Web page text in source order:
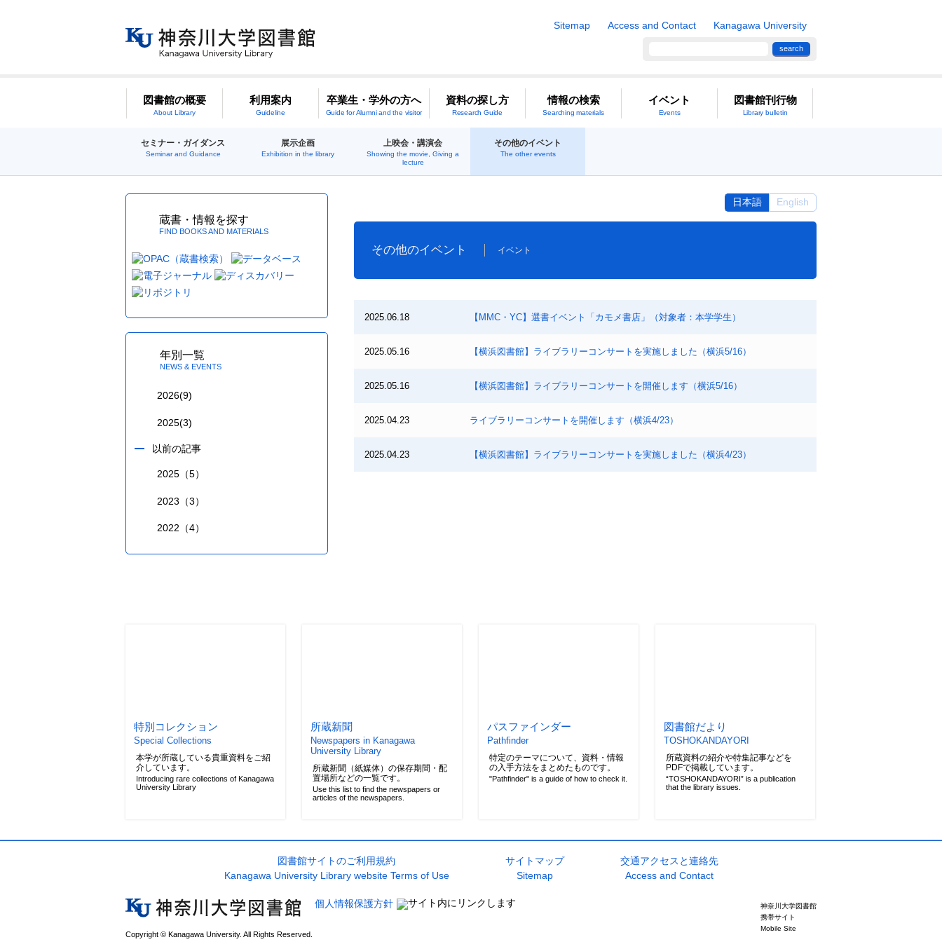
Sitemap Access and Contact Kanagawa University
search
図書館の概要
About Library
利用案内
Guideline
卒業生・学外の方へ
Guide for Alumni and the visitor
資料の探し方
Research Guide
情報の検索
Searching materials
イベント
Events
図書館刊行物
Library bulletin
セミナー・ガイダンス
Seminar and Guidance
展示企画
Exhibition in the library
上映会・講演会
Showing the movie, Giving a
lecture
その他のイベント
The other events
日本語 English
蔵書・情報を探す
FIND BOOKS AND MATERIALS
年別一覧
NEWS & EVENTS
2026(9)
2025(3)
以前の記事
2025（5）
2023（3）
2022（4）
その他のイベント イベント
2025.06.18 【MMC・YC】選書イベント「カモメ書店」（対象者：本学学生）
2025.05.16 【横浜図書館】ライブラリーコンサートを実施しました（横浜5/16）
2025.05.16 【横浜図書館】ライブラリーコンサートを開催します（横浜5/16）
2025.04.23 ライブラリーコンサートを開催します（横浜4/23）
2025.04.23 【横浜図書館】ライブラリーコンサートを実施しました（横浜4/23）
特別コレクション
Special Collections
本学が所蔵している貴重資料をご紹
介しています。
Introducing rare collections of Kanagawa
University Library
所蔵新聞
Newspapers in Kanagawa
University Library
所蔵新聞（紙媒体）の保存期間・配
置場所などの一覧です。
Use this list to find the newspapers or
articles of the newspapers.
パスファインダー
Pathfinder
特定のテーマについて、資料・情報
の入手方法をまとめたものです。
"Pathfinder" is a guide of how to check it.
図書館だより
TOSHOKANDAYORI
所蔵資料の紹介や特集記事などを
PDFで掲載しています。
“TOSHOKANDAYORI” is a publication
that the library issues.
図書館サイトのご利用規約
Kanagawa University Library website Terms of Use
サイトマップ
Sitemap
交通アクセスと連絡先
Access and Contact
神奈川大学図書館
携帯サイト
Mobile Site
個人情報保護方針
Copyright © Kanagawa University. All Rights Reserved.